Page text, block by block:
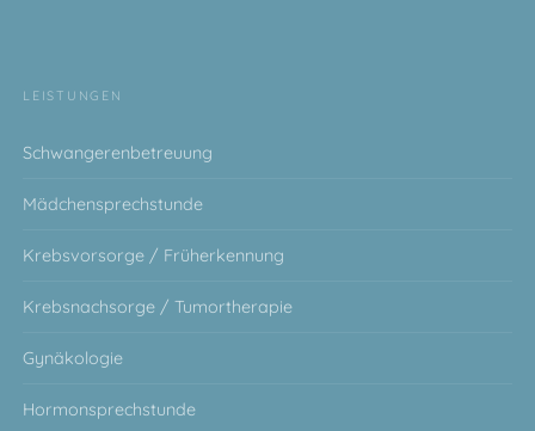
LEISTUNGEN
Schwangerenbetreuung
Mädchensprechstunde
Krebsvorsorge / Früherkennung
Krebsnachsorge / Tumortherapie
Gynäkologie
Hormonsprechstunde